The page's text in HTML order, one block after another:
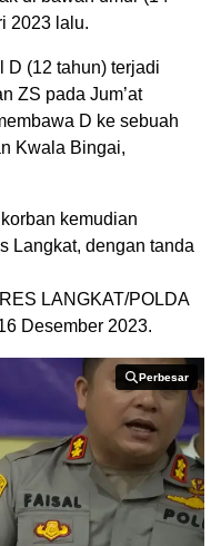
2023 lalu.
D (12 tahun) terjadi
ZS pada Jum’at
D ke sebuah
Kwala Bingai,
kemudian
Langkat, dengan tanda
LANGKAT/POLDA
Desember 2023.
Perbesar
Perbesar